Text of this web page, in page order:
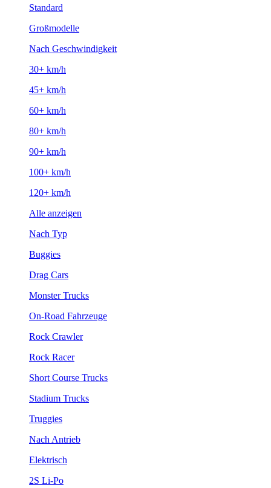
Standard
Großmodelle
Nach Geschwindigkeit
30+ km/h
45+ km/h
60+ km/h
80+ km/h
90+ km/h
100+ km/h
120+ km/h
Alle anzeigen
Nach Typ
Buggies
Drag Cars
Monster Trucks
On-Road Fahrzeuge
Rock Crawler
Rock Racer
Short Course Trucks
Stadium Trucks
Truggies
Nach Antrieb
Elektrisch
2S Li-Po